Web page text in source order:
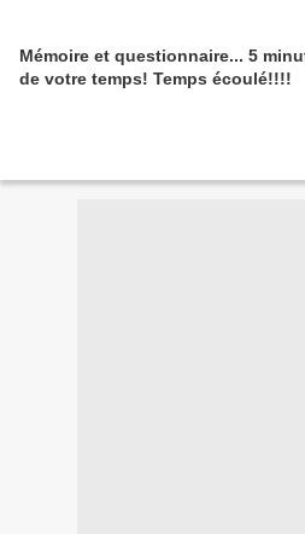
Mémoire et questionnaire... 5
de votre temps! Temps écoulé!!!!